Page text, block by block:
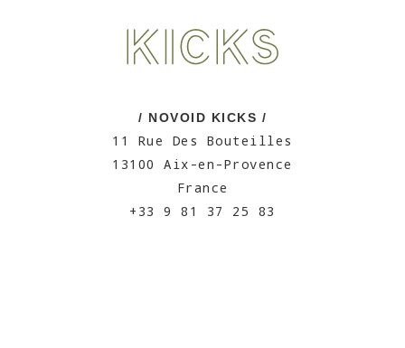
/ NOVOID KICKS /
11 Rue Des Bouteilles
13100 Aix-en-Provence
France
+33 9 81 37 25 83